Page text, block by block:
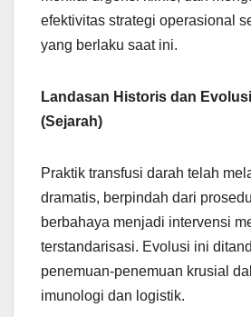
efektivitas strategi operasional
yang berlaku saat ini.
Landasan Historis dan
(Sejarah)
Praktik transfusi darah telah
dramatis, berpindah dari
berbahaya menjadi intervensi
terstandarisasi. Evolusi ini
penemuan-penemuan krusial
imunologi dan logistik.